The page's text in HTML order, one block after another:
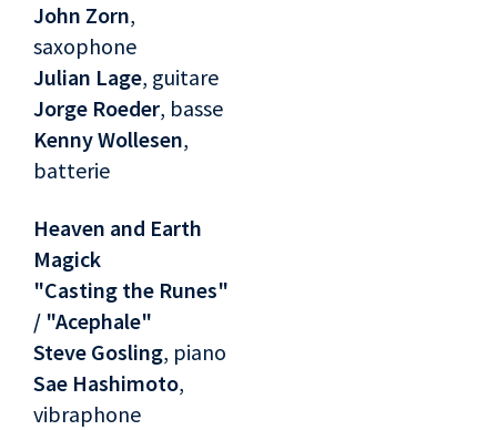
John Zorn,
saxophone
Julian Lage, guitare
Jorge Roeder, basse
Kenny Wollesen,
batterie
Heaven and Earth
Magick
"Casting the Runes"
/ "Acephale"
Steve Gosling, piano
Sae Hashimoto,
vibraphone